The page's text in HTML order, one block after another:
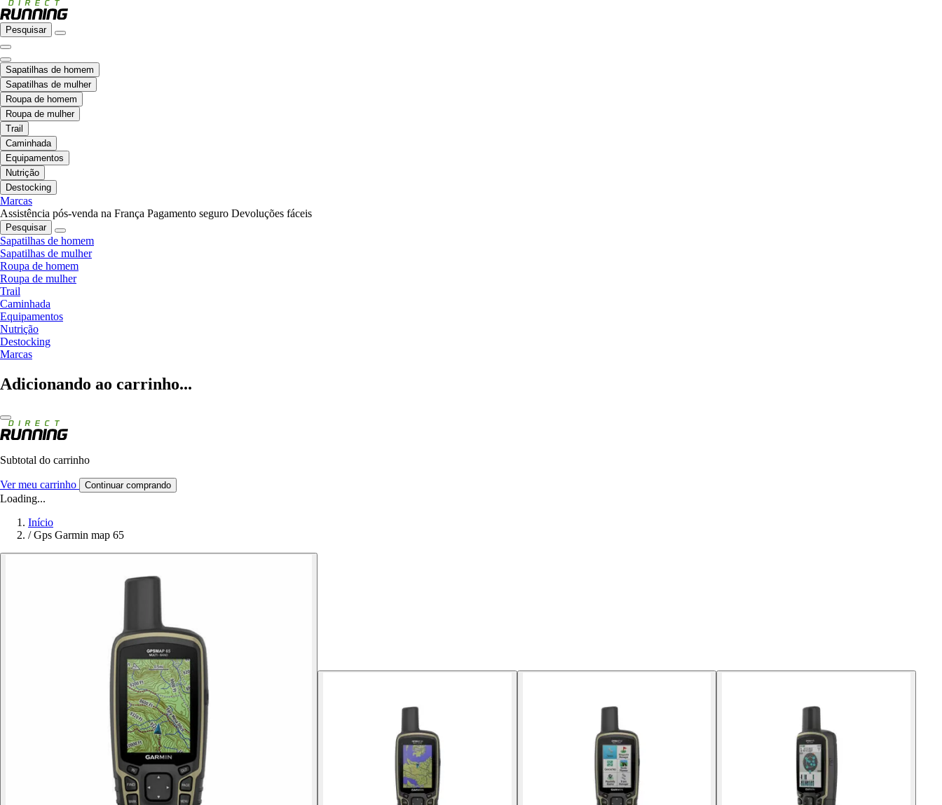
Pesquisar
Sapatilhas de homem
Sapatilhas de mulher
Roupa de homem
Roupa de mulher
Trail
Caminhada
Equipamentos
Nutrição
Destocking
Marcas
Assistência pós-venda na França Pagamento seguro Devoluções fáceis
Pesquisar
Sapatilhas de homem
Sapatilhas de mulher
Roupa de homem
Roupa de mulher
Trail
Caminhada
Equipamentos
Nutrição
Destocking
Marcas
Adicionando ao carrinho...
Subtotal do carrinho
Ver meu carrinho Continuar comprando
Loading...
Início
/ Gps Garmin map 65